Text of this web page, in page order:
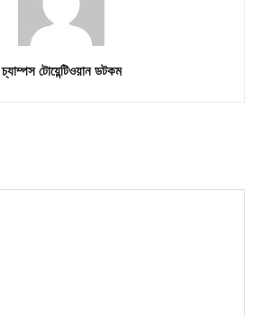
চ্যাম্পস টোয়েন্টিওয়ান ডটকম